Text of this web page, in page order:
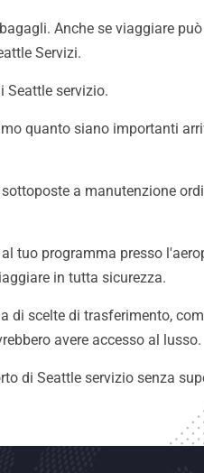
Anche se viaggiare
Servizi.
Seattle servizio.
quanto siano importanti
a manutenzione
tuo programma presso
in tutta sicurezza.
scelte di trasferimento,
avere accesso al lusso.
di Seattle servizio senza